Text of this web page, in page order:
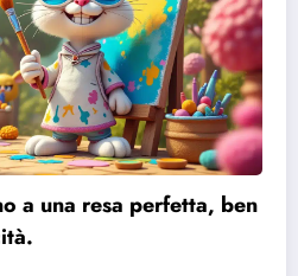
a una resa perfetta, ben